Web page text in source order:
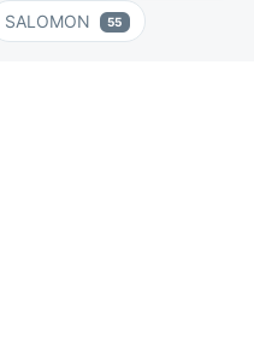
SALOMON 55